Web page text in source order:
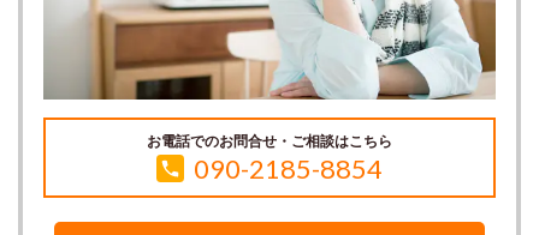
お電話でのお問合せ・ご相談はこちら
090-2185-8854